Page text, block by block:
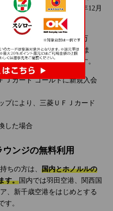
でも安心です。（2025年12月
100万円以上のご利用で1万
（※）がプレゼントされま
がもらえるのでお得です。
Ｊカード ゴールドに新規入会
プにより、三菱ＵＦＪカード
した場合
ンジの無料利用
ちの方は、 国内とホノルルの
す。国内では羽田空港、関西国
、新千歳空港をはじめとする
す。